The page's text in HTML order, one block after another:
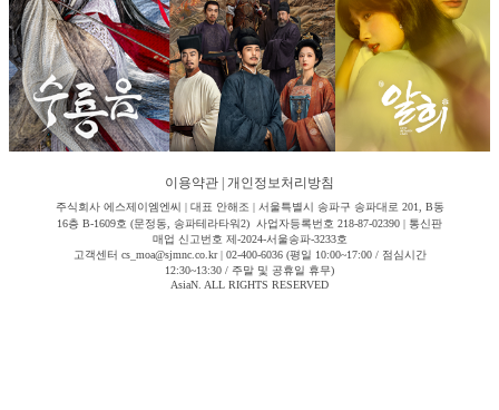
이용약관 개인정보처리방침
주식회사 에스제이엠엔씨 | 대표 안해조 | 서울특별시 송파구 송파대로 201, B동
16층 B-1609호 (문정동, 송파테라타워2) 사업자등록번호 218-87-02390 | 통신판
매업 신고번호 제-2024-서울송파-3233호
고객센터 cs_moa@sjmnc.co.kr | 02-400-6036 (평일 10:00~17:00 / 점심시간
12:30~13:30 / 주말 및 공휴일 휴무)
AsiaN. ALL RIGHTS RESERVED